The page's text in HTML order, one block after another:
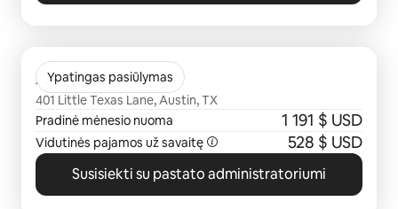
Ypatingas pasiūlymas
Avana SoCo
401 Little Texas Lane, Austin, TX
Pradinė mėnesio nuoma
1 191 $ USD
Vidutinės pajamos už savaitę 528 $ USD
Susisiekti su pastato administratoriumi